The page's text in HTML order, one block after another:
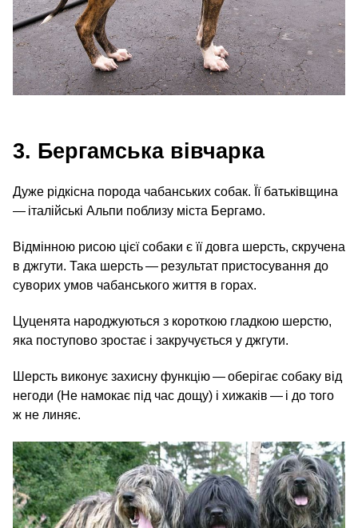
3. Бергамська вівчарка
Дуже рідкісна порода чабанських собак. Її батьківщина
— італійські Альпи поблизу міста Бергамо.
Відмінною рисою цієї собаки є її довга шерсть, скручена
в джгути. Така шерсть — результат пристосування до
суворих умов чабанського життя в горах.
Цуценята народжуються з короткою гладкою шерстю,
яка поступово зростає і закручується у джгути.
Шерсть виконує захисну функцію — оберігає собаку від
негоди (Не намокає під час дощу) і хижаків — і до того
ж не линяє.